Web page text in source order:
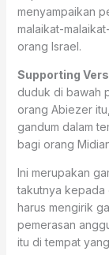
menyampaikan
malaikat-
orang Israel.
Supporting
duduk di bawah
orang Abiezer
gandum dalam
bagi orang
Ini merupakan
takutnya kepada
harus mengirik
pemerasan
itu di tempat